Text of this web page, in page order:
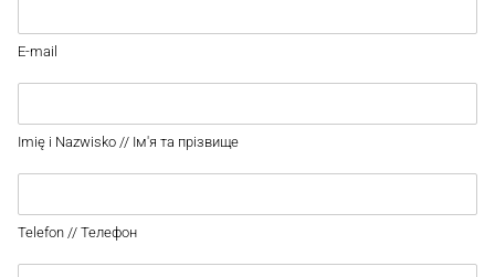
E-mail
Imię i Nazwisko // Ім'я та прізвище
Telefon // Телефон